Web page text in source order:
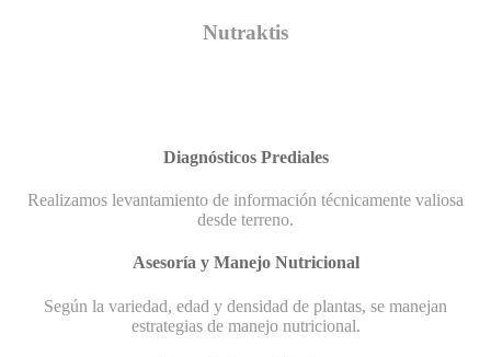
Nutraktis
Diagnósticos Prediales
Realizamos levantamiento de información técnicamente valiosa
desde terreno.
Asesoría y Manejo Nutricional
Según la variedad, edad y densidad de plantas, se manejan
estrategias de manejo nutricional.